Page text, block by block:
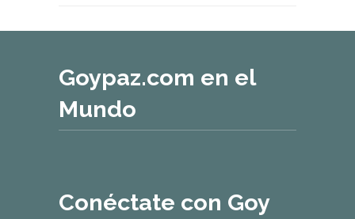
Goypaz.com en el
Mundo
Conéctate con Goy